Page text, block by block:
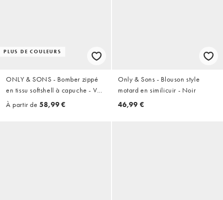
PLUS DE COULEURS
ONLY & SONS - Bomber zippé
en tissu softshell à capuche - Vert
foncé
À partir de 58,99 €
Only & Sons - Blouson style
motard en similicuir - Noir
46,99 €